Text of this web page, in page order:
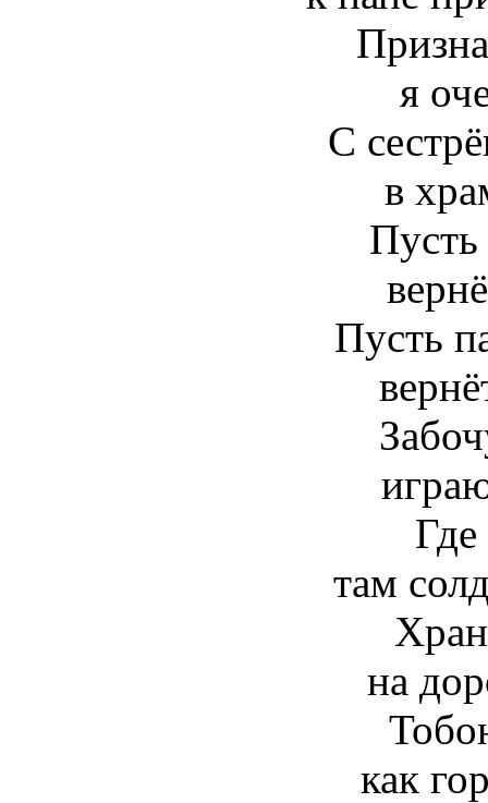
я
С
в
Пусть
Пусть
Где
там
на
как